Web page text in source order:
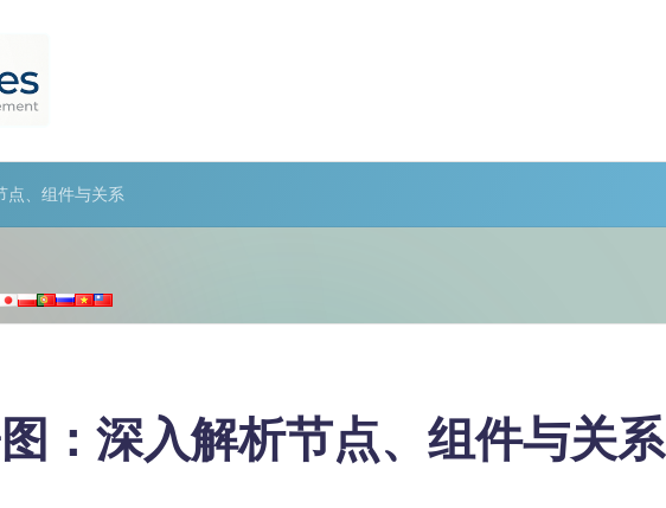
点、组件与关系
：深入解析节点、组件与关系